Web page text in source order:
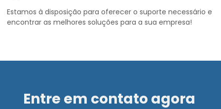
Estamos à disposição para oferecer o suporte necessário e
encontrar as melhores soluções para a sua empresa!
Entre em contato agora